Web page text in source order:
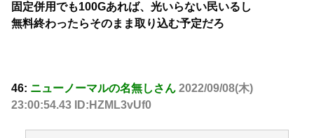
固定併用でも100Gあれば、光いらない民いるし
無料終わったらそのまま取り込む予定だろ
46: ニューノーマルの名無しさん 2022/09/08(木)
23:00:54.43 ID:HZML3vUf0